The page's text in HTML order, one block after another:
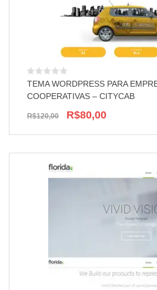
TEMA WORDPRESS PARA
COOPERATIVAS – CITYCAB
R$120,00 R$80,00